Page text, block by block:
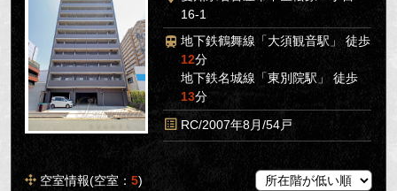
16-1
地下鉄鶴舞線「大須観音駅」 徒歩
12分
地下鉄名城線「東別院駅」 徒歩
13分
RC/2007年8月/54戸
空室情報(空室：5)